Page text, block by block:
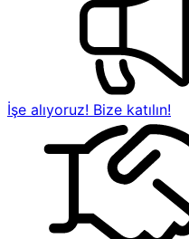
İşe alıyoruz! Bize katılın!